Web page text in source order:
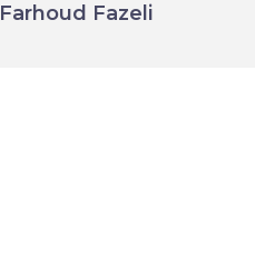
Farhoud Fazeli